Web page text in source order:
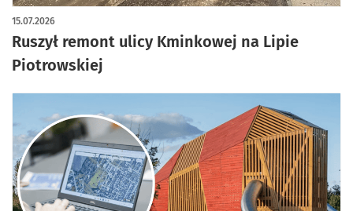
Ruszył remont ulicy Kminkowej na Lipie
Piotrowskiej
15.07.2026
artykuł z galerią zdjęć